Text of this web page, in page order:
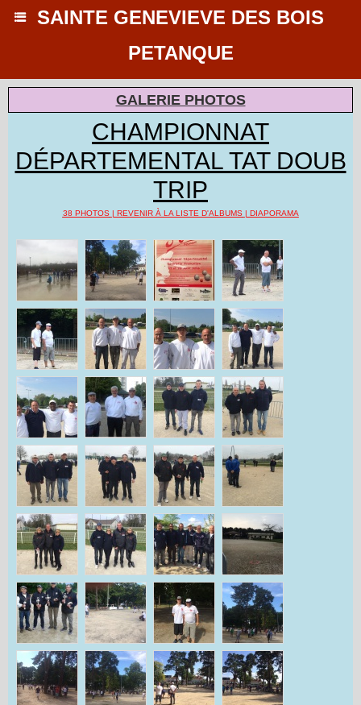
SAINTE GENEVIEVE DES BOIS
PETANQUE
GALERIE PHOTOS
CHAMPIONNAT
DÉPARTEMENTAL TAT DOUB
TRIP
38 PHOTOS | REVENIR À LA LISTE D'ALBUMS | DIAPORAMA